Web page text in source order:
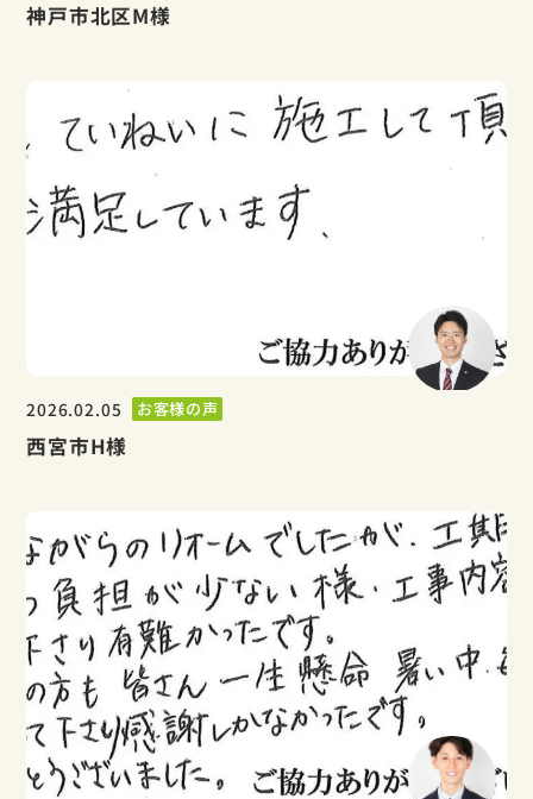
神戸市北区M様
2026.02.05 お客様の声
西宮市H様